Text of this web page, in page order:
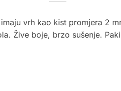
vrh kao kist promjera 2
Žive boje, brzo sušenje.